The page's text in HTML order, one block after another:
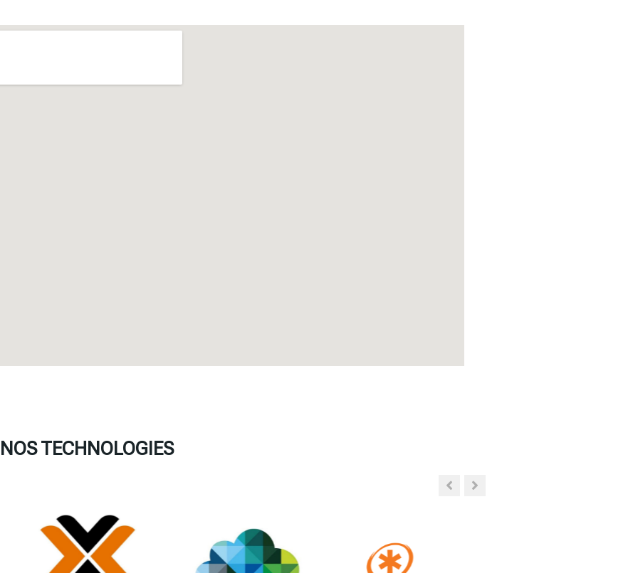
NOS TECHNOLOGIES